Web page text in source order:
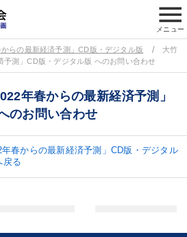
menu
メニュー
らの最新経済予測」CD版・デジタル版
大竹
予測」CD版・デジタル版 へのお問い合わせ
年春からの最新経済予測」
のお問い合わせ
春からの最新経済予測」CD版・デジタル
戻る